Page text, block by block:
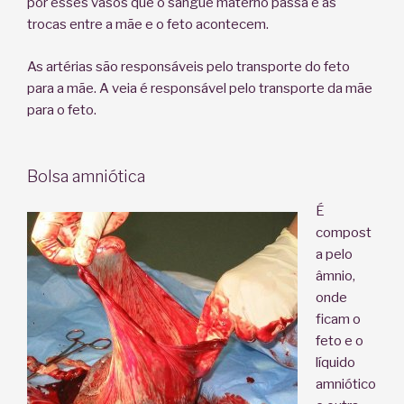
trocas entre a mãe e o feto acontecem.
As artérias são responsáveis pelo transporte do feto
para a mãe. A veia é responsável pelo transporte da mãe
para o feto.
Bolsa amniótica
É
compost
a pelo
âmnio,
onde
ficam o
feto e o
líquido
amniótico